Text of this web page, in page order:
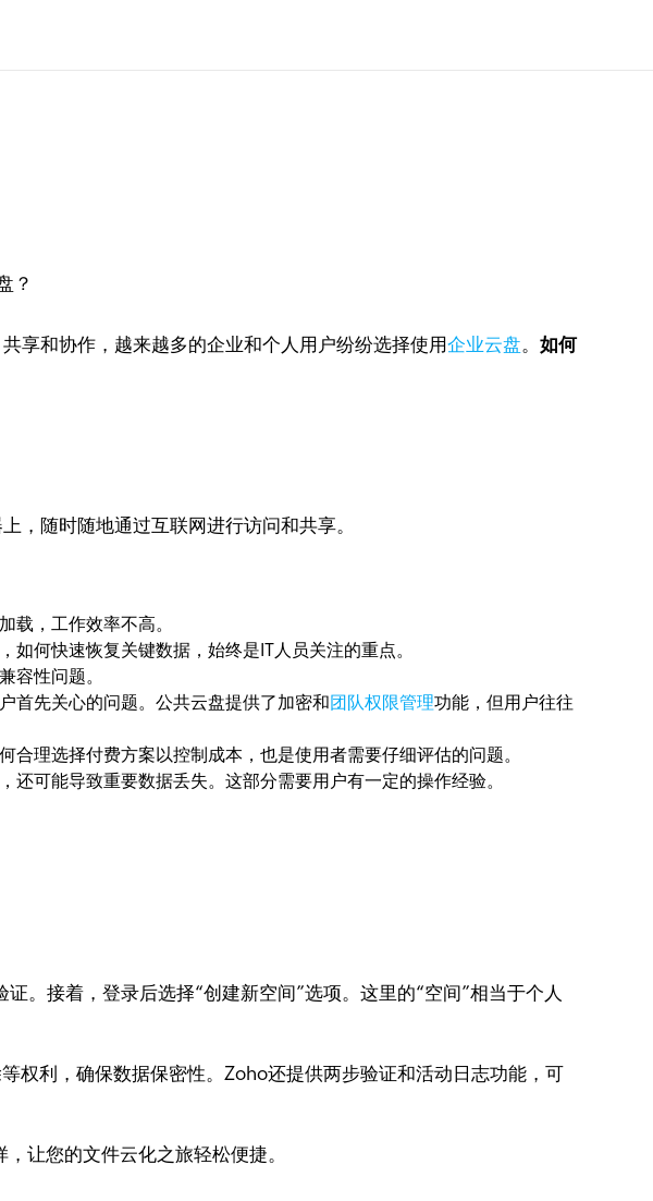
享和协作，越来越多的企业和个人用户纷纷选择使用企业云盘。如何
，随时随地通过互联网进行访问和共享。
载，工作效率不高。
何快速恢复关键数据，始终是IT人员关注的重点。
容性问题。
首先关心的问题。公共云盘提供了加密和团队权限管理功能，但用户往往
理选择付费方案以控制成本，也是使用者需要仔细评估的问题。
可能导致重要数据丢失。这部分需要用户有一定的操作经验。
。接着，登录后选择“创建新空间”选项。这里的“空间”相当于个人
权利，确保数据保密性。Zoho还提供两步验证和活动日志功能，可
让您的文件云化之旅轻松便捷。